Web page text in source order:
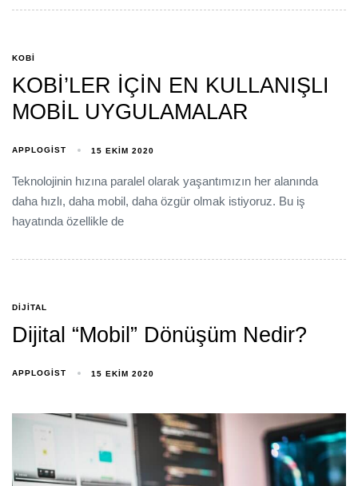
KOBI
KOBİ’LER İÇİN EN KULLANIŞLI
MOBİL UYGULAMALAR
APPLOGIST 15 EKIM 2020
Teknolojinin hızına paralel olarak yaşantımızın her alanında
daha hızlı, daha mobil, daha özgür olmak istiyoruz. Bu iş
hayatında özellikle de
DIJITAL
Dijital “Mobil” Dönüşüm Nedir?
APPLOGIST 15 EKIM 2020